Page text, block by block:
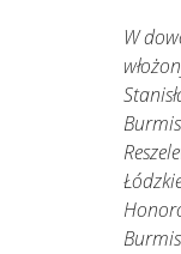
W